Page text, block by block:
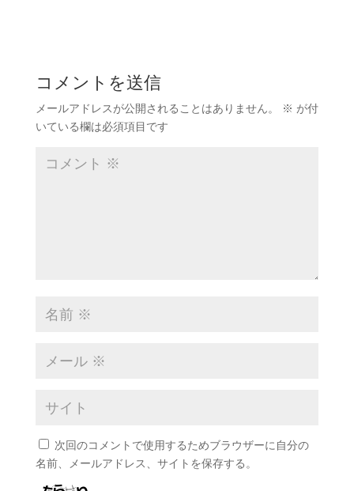
コメントを送信
メールアドレスが公開されることはありません。 ※ が付
いている欄は必須項目です
次回のコメントで使用するためブラウザーに自分の
名前、メールアドレス、サイトを保存する。